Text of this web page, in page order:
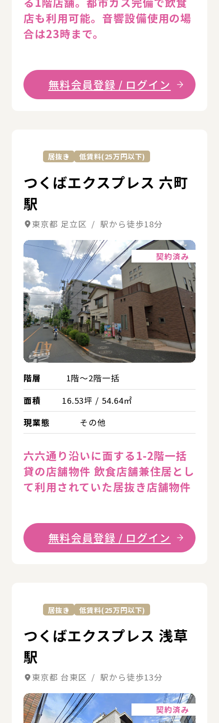
店も利用可能。音響設備使用の場
合は23時まで。
無料会員登録 / ログイン
居抜き 低賃料(25万円以下)
つくばエクスプレス 六町
駅
東京都 足立区 / 駅から徒歩18分
契約済み
階層
1階～2階一括
面積
16.53坪 / 54.64㎡
現業態
その他
六六通り沿いに面する1-2階一括
貸の店舗物件 飲食店舗兼住居とし
て利用されていた居抜き店舗物件
無料会員登録 / ログイン
居抜き 低賃料(25万円以下)
つくばエクスプレス 浅草
駅
東京都 台東区 / 駅から徒歩13分
契約済み